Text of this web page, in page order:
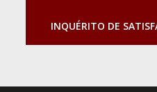
INQUÉRITO DE